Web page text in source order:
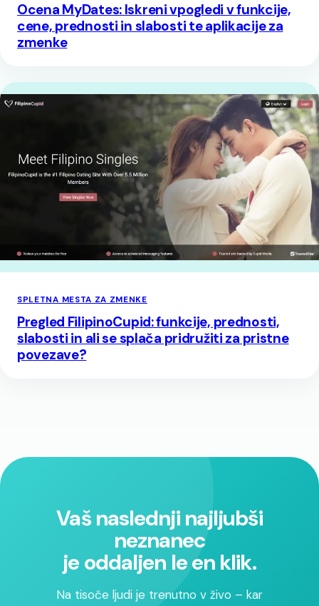
Ocena MyDates: Iskreni vpogledi v funkcije,
cene, prednosti in slabosti te aplikacije za
zmenke
SPLETNA MESTA ZA ZMENKE
Pregled FilipinoCupid: funkcije, prednosti,
slabosti in ali se splača pridružiti za pristne
povezave?
Vaš naslednji najljubši
neznanec
je oddaljen le en klik.
Na tisoče ljudi je trenutno v živo – kar